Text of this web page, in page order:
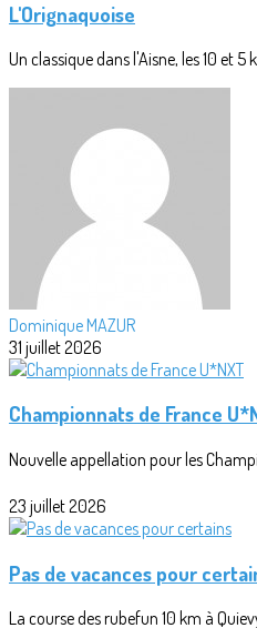
L'Orignaquoise
Un classique dans l'Aisne, les 10 et
Dominique MAZUR
31 juillet 2026
Championnats de France
Nouvelle appellation pour les
23 juillet 2026
Pas de vacances pour
La course des rubefun 10 km à